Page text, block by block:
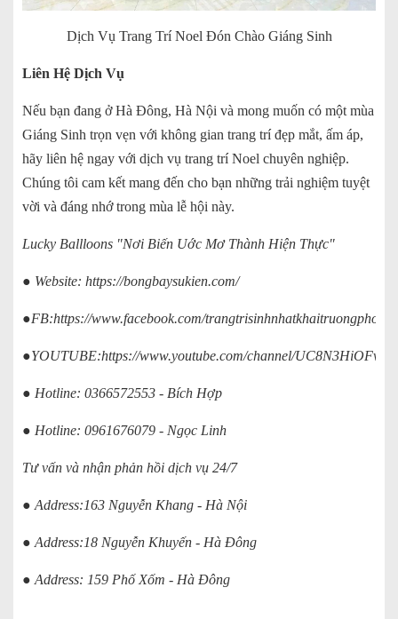
Dịch Vụ Trang Trí Noel Đón Chào Giáng Sinh
Liên Hệ Dịch Vụ
Nếu bạn đang ở Hà Đông, Hà Nội và mong muốn có một mùa
Giáng Sinh trọn vẹn với không gian trang trí đẹp mắt, ấm áp,
hãy liên hệ ngay với dịch vụ trang trí Noel chuyên nghiệp.
Chúng tôi cam kết mang đến cho bạn những trải nghiệm tuyệt
vời và đáng nhớ trong mùa lễ hội này.
Lucky Ballloons "Nơi Biến Uớc Mơ Thành Hiện Thực"
● Website: https://bongbaysukien.com/
●FB:https://www.facebook.com/
●YOUTUBE:https://www.youtube.com/channel/
● Hotline: 0366572553 - Bích Hợp
● Hotline: 0961676079 - Ngọc Linh
Tư vấn và nhận phản hồi dịch vụ 24/7
● Address:163 Nguyễn Khang - Hà Nội
● Address:18 Nguyễn Khuyến - Hà Đông
● Address: 159 Phố Xốm - Hà Đông